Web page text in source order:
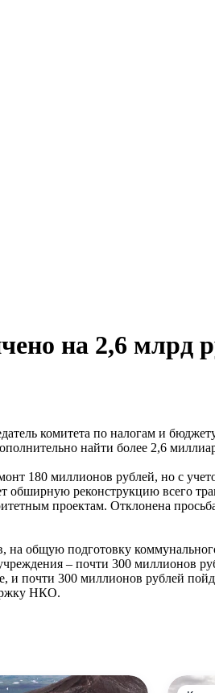
на 2,6 млрд
комитета по налогам и
найти более 2,6
180 миллионов рублей, но с
обширную реконструкцию всего
проектам. Отклонена
общую подготовку
– почти 300 миллионов
и почти 300 миллионов рублей
НКО.